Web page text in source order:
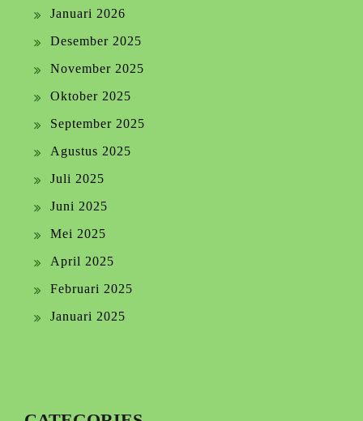
Januari 2026
Desember 2025
November 2025
Oktober 2025
September 2025
Agustus 2025
Juli 2025
Juni 2025
Mei 2025
April 2025
Februari 2025
Januari 2025